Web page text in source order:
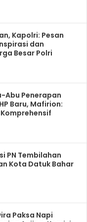
Kapolri: Pesan
dan
Besar Polri
Abu Penerapan
Baru, Mafirion:
PN Tembilahan
Kota Datuk Bahar
Paksa Napi